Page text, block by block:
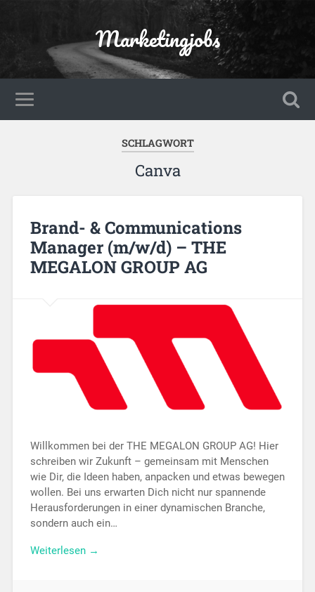
Marketingjobs
SCHLAGWORT
Canva
Brand- & Communications
Manager (m/w/d) – THE
MEGALON GROUP AG
Willkommen bei der THE MEGALON GROUP AG! Hier
schreiben wir Zukunft – gemeinsam mit Menschen
wie Dir, die Ideen haben, anpacken und etwas bewegen
wollen. Bei uns erwarten Dich nicht nur spannende
Herausforderungen in einer dynamischen Branche,
sondern auch ein…
Weiterlesen →